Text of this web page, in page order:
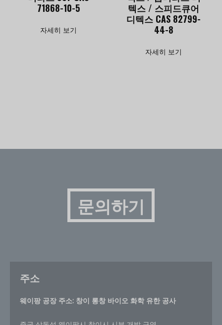
71868-10-5
자세히 보기
텍스 / 스피드큐어
디텍스 CAS 82799-
44-8
자세히 보기
문의하기
주소
웨이팡 공장 주소: 창이 롱창 바이오 화학 유한 공사